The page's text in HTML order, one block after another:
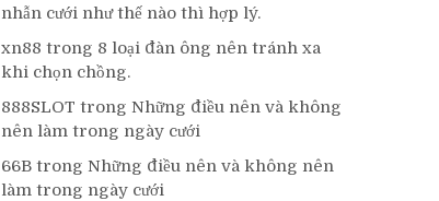
nhẫn cưới như thế nào thì hợp lý.
xn88 trong 8 loại đàn ông nên tránh xa
khi chọn chồng.
888SLOT trong Những điều nên và không
nên làm trong ngày cưới
66B trong Những điều nên và không nên
làm trong ngày cưới